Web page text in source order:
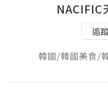
NACIFIC
追
韓國/韓國美食/